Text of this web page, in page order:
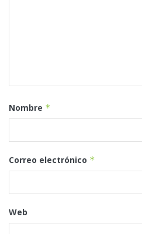
Nombre *
Correo electrónico *
Web